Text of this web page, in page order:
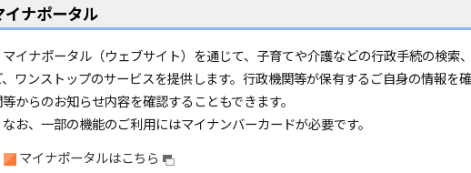
イナポータル
マイナポータル（ウェブサイト）を通じて、子育てや介護などの行政手続の検索
、ワンストップのサービスを提供します。行政機関等が保有するご自身の情報を
からのお知らせ内容を確認することもできます。
なお、一部の機能のご利用にはマイナンバーカードが必要です。
マイナポータルはこちら